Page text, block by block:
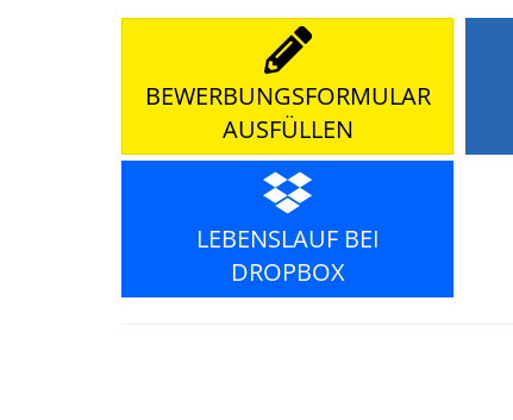
BEWERBUNGSFORMULAR
AUSFÜLLEN
LEBENSLAUF BEI
DROPBOX